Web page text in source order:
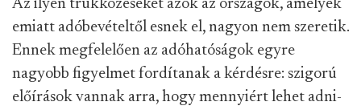
Az ilyen trükközéseket azok az országok, amelyek
emiatt adóbevételtől esnek el, nagyon nem szeretik.
Ennek megfelelően az adóhatóságok egyre
nagyobb figyelmet fordítanak a kérdésre: szigorú
előírások vannak arra, hogy mennyiért lehet adni-